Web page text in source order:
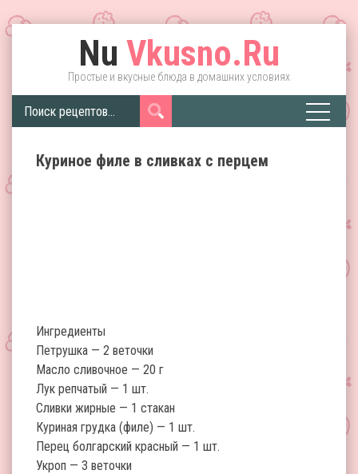
Nu Vkusno.Ru
Простые и вкусные блюда в домашних условиях
Куриное филе в сливках с перцем
Ингредиенты
Петрушка — 2 веточки
Масло сливочное — 20 г
Лук репчатый — 1 шт.
Сливки жирные — 1 стакан
Куриная грудка (филе) — 1 шт.
Перец болгарский красный — 1 шт.
Укроп — 3 веточки